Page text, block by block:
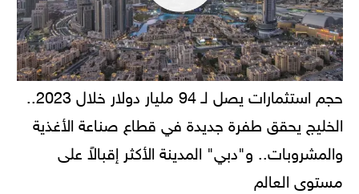
حجم استثمارات يصل لـ 94 مليار دولار خلال 2023..
الخليج يحقق طفرة جديدة في قطاع صناعة الأغذية
والمشروبات.. و"دبي" المدينة الأكثر إقبالاً على
مستوى العالم